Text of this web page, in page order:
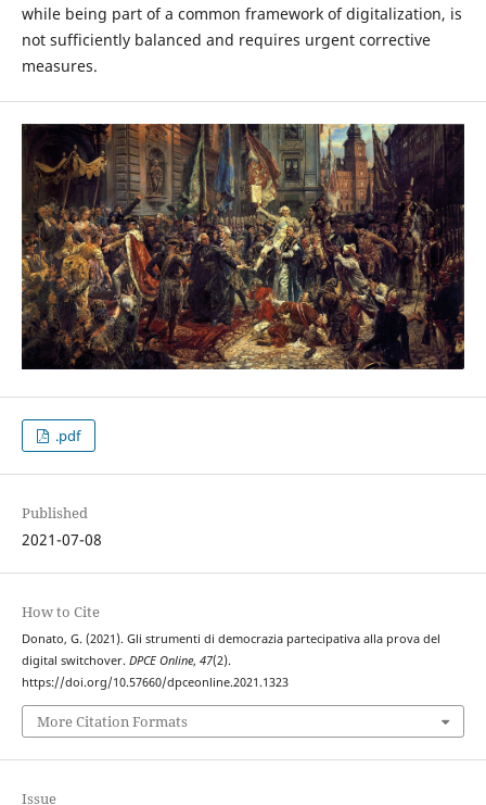
while being part of a common framework of digitalization, is
not sufficiently balanced and requires urgent corrective
measures.
.pdf
Published
2021-07-08
How to Cite
Donato, G. (2021). Gli strumenti di democrazia partecipativa alla prova del
digital switchover. DPCE Online, 47(2).
https://doi.org/10.57660/dpceonline.2021.1323
More Citation Formats
Issue